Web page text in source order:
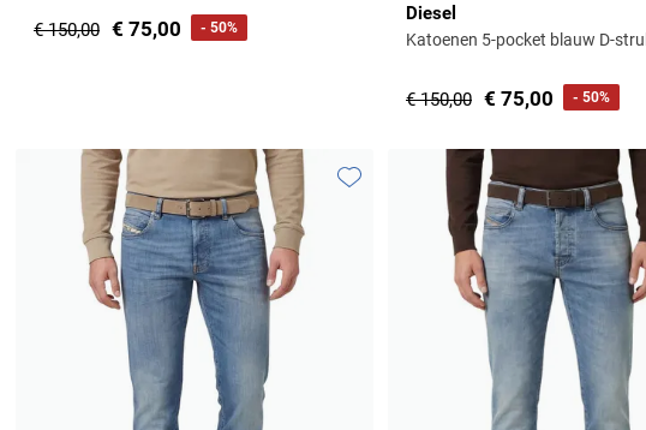
€ 150,00 € 75,00 - 50%
Diesel
Katoenen 5-pocket blauw D-
€ 150,00 € 75,00 - 50%
Toevoegen aan favorieten